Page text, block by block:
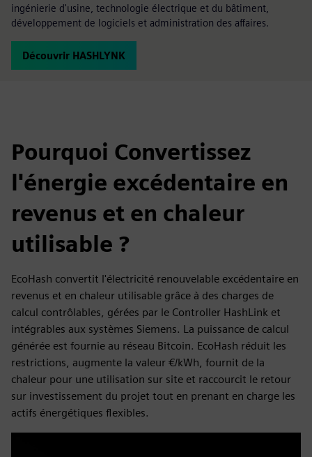
ingénierie d'usine, technologie électrique et du bâtiment,
développement de logiciels et administration des affaires.
Découvrir HASHLYNK
Pourquoi Convertissez
l'énergie excédentaire en
revenus et en chaleur
utilisable ?
EcoHash convertit l'électricité renouvelable excédentaire en
revenus et en chaleur utilisable grâce à des charges de
calcul contrôlables, gérées par le Controller HashLink et
intégrables aux systèmes Siemens. La puissance de calcul
générée est fournie au réseau Bitcoin. EcoHash réduit les
restrictions, augmente la valeur €/kWh, fournit de la
chaleur pour une utilisation sur site et raccourcit le retour
sur investissement du projet tout en prenant en charge les
actifs énergétiques flexibles.